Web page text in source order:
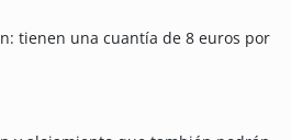
tienen una cuantía de 8 euros por